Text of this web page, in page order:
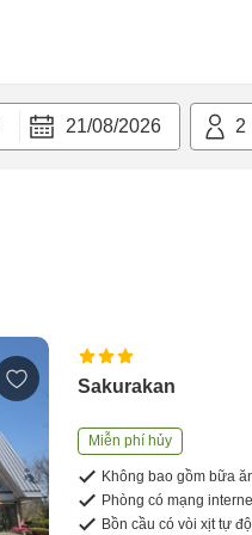
21/08/2026 2
Sakurakan
Miễn phí hủy
Không bao gồm bữa
Phòng có mạng
Bồn cầu có vòi xịt tự